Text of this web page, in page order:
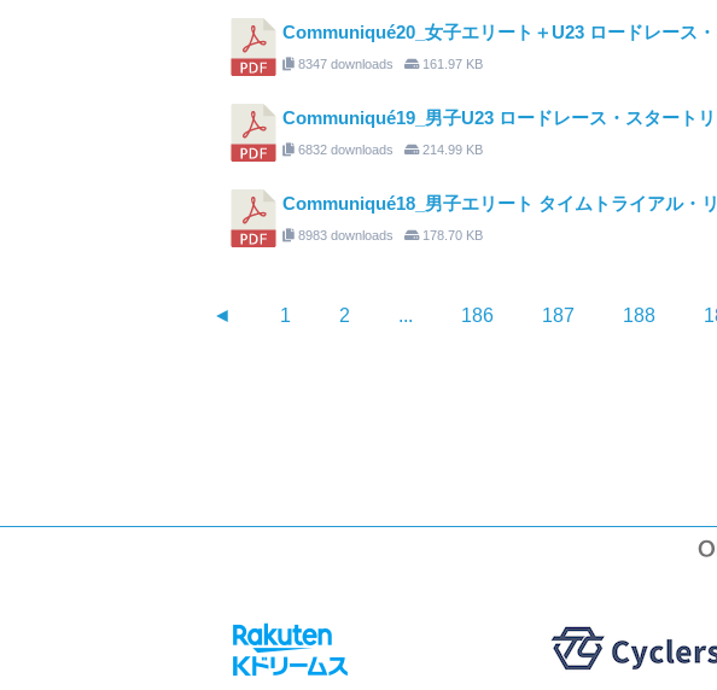
Communiqué20_女子エリート＋U23 ロードレース
8347 downloads 161.97 KB
Communiqué19_男子U23 ロードレース・スタートリ
6832 downloads 214.99 KB
Communiqué18_男子エリート タイムトライアル・
8983 downloads 178.70 KB
◄ 1 2 ... 186 187 188